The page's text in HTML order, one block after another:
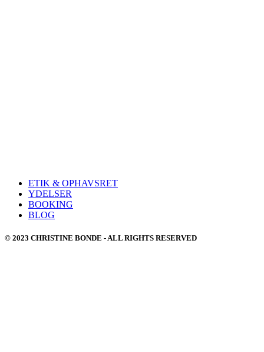
ETIK & OPHAVSRET
YDELSER
BOOKING
BLOG
© 2023 CHRISTINE BONDE - ALL RIGHTS RESERVED